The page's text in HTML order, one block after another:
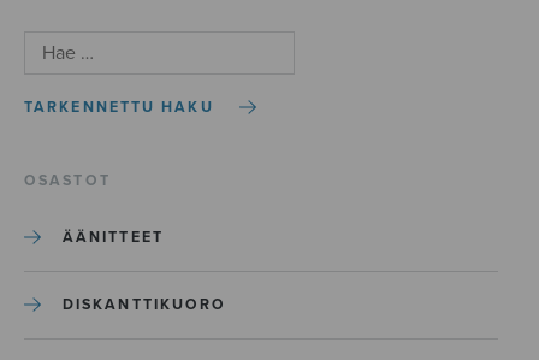
TARKENNETTU HAKU
OSASTOT
ÄÄNITTEET
DISKANTTIKUORO